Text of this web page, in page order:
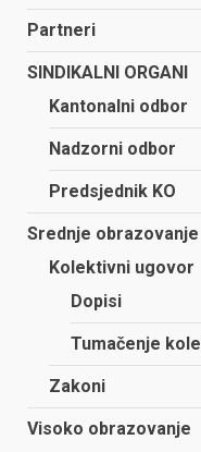
Partneri
SINDIKALNI ORGANI
Kantonalni odbor
Nadzorni odbor
Predsjednik KO
Srednje obrazovanje
Kolektivni ugovor
Dopisi
Tumačenje
Zakoni
Visoko obrazovanje